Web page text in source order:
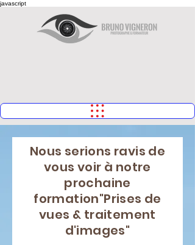
javascript
Nous serions ravis de
vous voir à notre
prochaine
formation"Prises de
vues & traitement
d'images"